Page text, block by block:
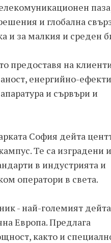
и глобална
и за малкия и среден
предоставя на
енергийно-
и сървъри и
София дейта
Те са изградени и
в индустрията и
оператори в света.
- най-големият дейта
Европа. Предлага
както и